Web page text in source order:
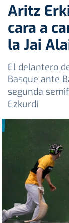
Aritz
cara a
la Jai
El delantero
Basque ante
segunda
Ezkurdi